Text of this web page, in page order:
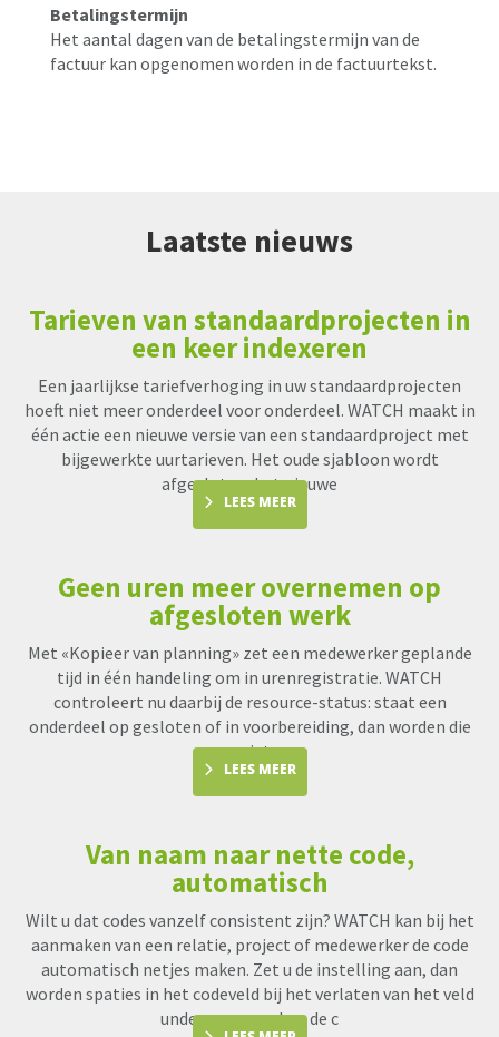
Betalingstermijn
Het aantal dagen van de betalingstermijn van de
factuur kan opgenomen worden in de factuurtekst.
Laatste nieuws
Tarieven van standaardprojecten in
een keer indexeren
Een jaarlijkse tariefverhoging in uw standaardprojecten
hoeft niet meer onderdeel voor onderdeel. WATCH maakt in
één actie een nieuwe versie van een standaardproject met
bijgewerkte uurtarieven. Het oude sjabloon wordt
afgesloten, het nieuwe
LEES MEER
Geen uren meer overnemen op
afgesloten werk
Met «Kopieer van planning» zet een medewerker geplande
tijd in één handeling om in urenregistratie. WATCH
controleert nu daarbij de resource-status: staat een
onderdeel op gesloten of in voorbereiding, dan worden die
uren niet me
LEES MEER
Van naam naar nette code,
automatisch
Wilt u dat codes vanzelf consistent zijn? WATCH kan bij het
aanmaken van een relatie, project of medewerker de code
automatisch netjes maken. Zet u de instelling aan, dan
worden spaties in het codeveld bij het verlaten van het veld
underscores en kan de c